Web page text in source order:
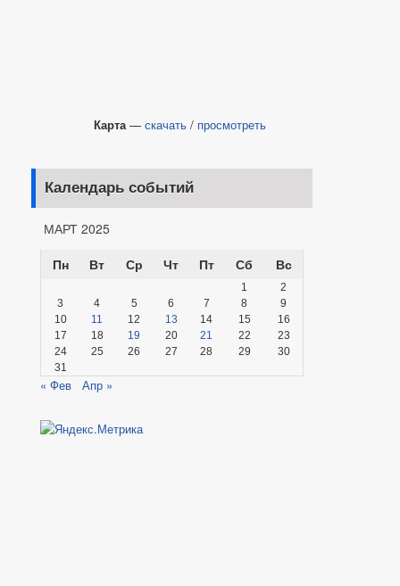
Карта— скачать / просмотреть
Календарь событий
МАРТ 2025
Пн
Вт Ср Чт Пт Сб Вс
1
2
3
4 5 6 7 8
9
10
11 12 13 14 15
16
17
18 19 20 21 22
23
24
25 26 27 28 29
30
31
« Фев Апр »